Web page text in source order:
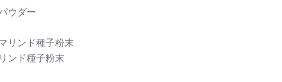
ウダー
リンド種子粉末
ンド種子粉末